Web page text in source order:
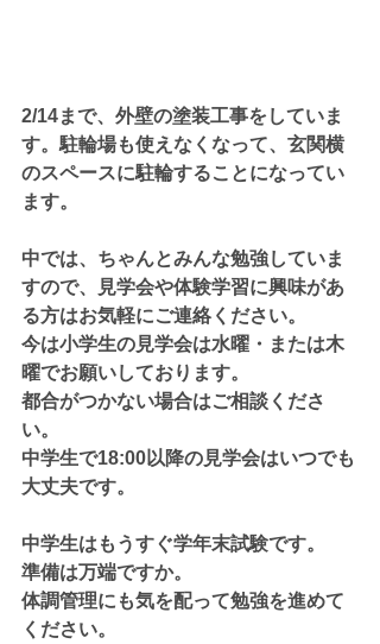
2/14まで、外壁の塗装工事をしていま
す。駐輪場も使えなくなって、玄関横
のスペースに駐輪することになってい
ます。
中では、ちゃんとみんな勉強していま
すので、見学会や体験学習に興味があ
る方はお気軽にご連絡ください。
今は小学生の見学会は水曜・または木
曜でお願いしております。
都合がつかない場合はご相談くださ
い。
中学生で18:00以降の見学会はいつでも
大丈夫です。
中学生はもうすぐ学年末試験です。
準備は万端ですか。
体調管理にも気を配って勉強を進めて
ください。